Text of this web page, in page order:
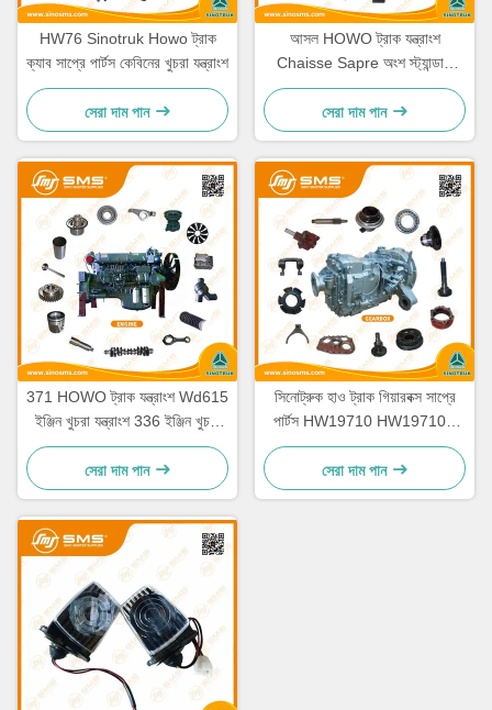
HW76 Sinotruk Howo ট্রাক
ক্যাব সাপ্রে পার্টস কেবিনের খুচরা যন্ত্রাংশ
সেরা দাম পান
আসল HOWO ট্রাক যন্ত্রাংশ
Chaisse Sapre অংশ স্ট্যান্ডার্ড
আকার
সেরা দাম পান
371 HOWO ট্রাক যন্ত্রাংশ Wd615
ইঞ্জিন খুচরা যন্ত্রাংশ 336 ইঞ্জিন খুচরা
যন্ত্রাংশ
সেরা দাম পান
সিনোট্রুক হাও ট্রাক গিয়ারবক্স সাপ্রে
পার্টস HW19710 HW19710T
HW19712
সেরা দাম পান